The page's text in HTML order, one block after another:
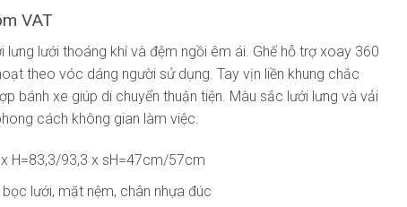
VAT
lưng lưới thoáng khí và đệm ngồi êm ái. Ghế hỗ trợ xoay 360
theo vóc dáng người sử dụng. Tay vịn liền khung chắc
bánh xe giúp di chuyển thuận tiện. Màu sắc lưới lưng và vải
cách không gian làm việc.
H=83,3/93,3 x sH=47cm/57cm
lưới, mặt nệm, chân nhựa đúc